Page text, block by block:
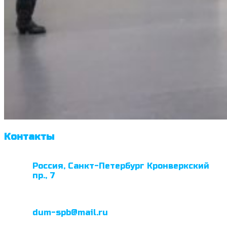
Контакты
Россия, Санкт-Петербург Кронверкский
пр., 7
dum-spb@mail.ru